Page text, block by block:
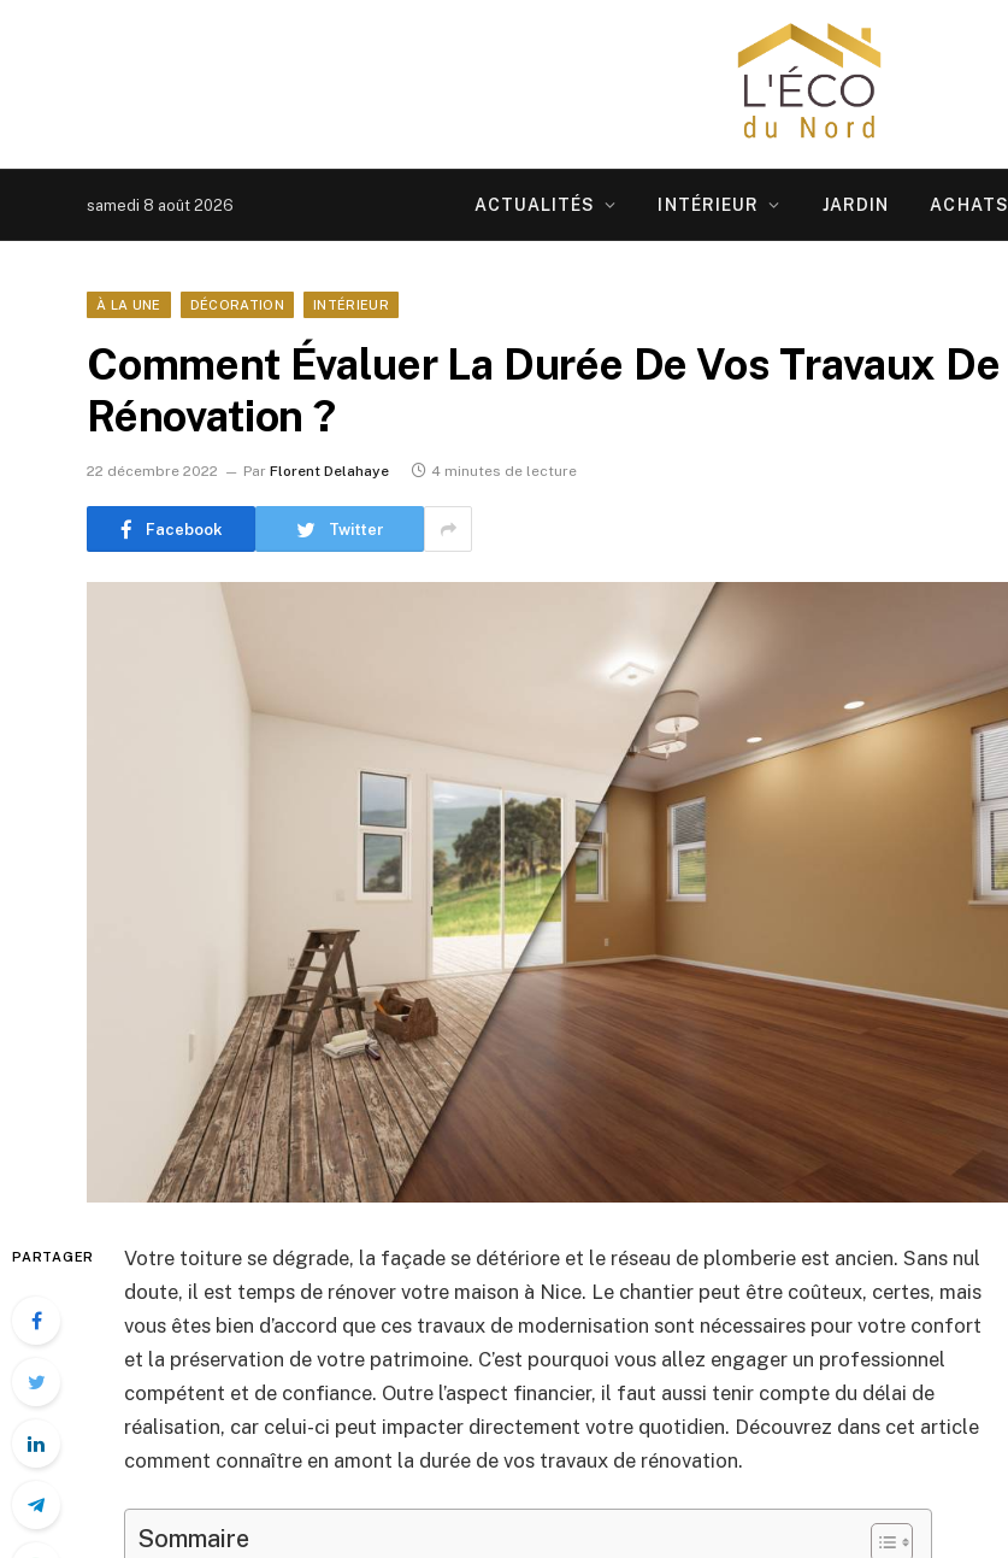
samedi 8 août 2026 ACTUALITÉS INTÉRIEUR JARDIN ACHATS
À LA UNE DÉCORATION INTÉRIEUR
Comment Évaluer La Durée De Vos Travaux De
Rénovation ?
22 décembre 2022 Par Florent Delahaye 4 minutes de lecture
Facebook Twitter
PARTAGER
Votre toiture se dégrade, la façade se détériore et le réseau de plomberie est ancien. Sans nul
doute, il est temps de rénover votre maison à Nice. Le chantier peut être coûteux, certes, mais
vous êtes bien d’accord que ces travaux de modernisation sont nécessaires pour votre confort
et la préservation de votre patrimoine. C’est pourquoi vous allez engager un professionnel
compétent et de confiance. Outre l’aspect financier, il faut aussi tenir compte du délai de
réalisation, car celui-ci peut impacter directement votre quotidien. Découvrez dans cet article
comment connaître en amont la durée de vos travaux de rénovation.
Sommaire